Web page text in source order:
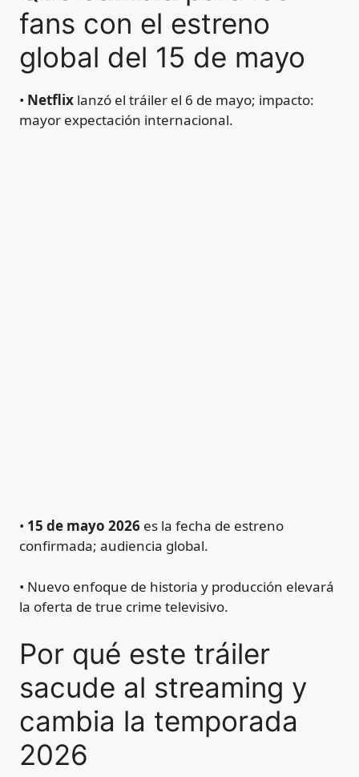
fans con el estreno
global del 15 de mayo
• Netflix lanzó el tráiler el 6 de mayo; impacto:
mayor expectación internacional.
• 15 de mayo 2026 es la fecha de estreno
confirmada; audiencia global.
• Nuevo enfoque de historia y producción elevará
la oferta de true crime televisivo.
Por qué este tráiler
sacude al streaming y
cambia la temporada
2026